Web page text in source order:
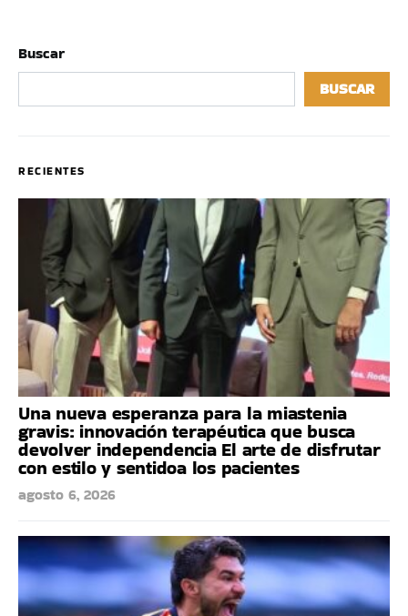
Buscar
BUSCAR
RECIENTES
Una nueva esperanza para la miastenia
gravis: innovación terapéutica que busca
devolver independencia El arte de disfrutar
con estilo y sentidoa los pacientes
agosto 6, 2026